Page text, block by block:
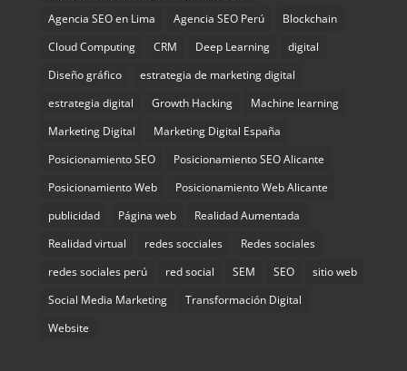
Agencia SEO en Lima
Agencia SEO Perú
Blockchain
Cloud Computing
CRM Deep Learning
digital
Diseño gráfico
estrategia de marketing digital
estrategia digital
Growth Hacking
Machine learning
Marketing Digital
Marketing Digital España
Posicionamiento SEO
Posicionamiento SEO Alicante
Posicionamiento Web
Posicionamiento Web Alicante
publicidad
Página web
Realidad Aumentada
Realidad virtual
redes socciales
Redes sociales
redes sociales perú
red social SEM SEO
sitio web
Social Media Marketing
Transformación Digital
Website